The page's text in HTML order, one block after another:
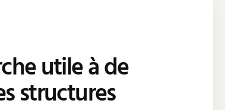
utile à de
structures